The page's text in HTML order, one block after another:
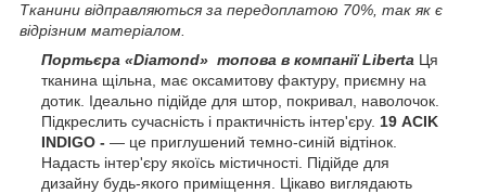
Тканини відправляються за передоплатою 70%, так як є
відрізним матеріалом.
Портьєра «Diamond» топова в компанії Liberta Ця
тканина щільна, має оксамитову фактуру, приємну на
дотик. Ідеально підійде для штор, покривал, наволочок.
Підкреслить сучасність і практичність інтер'єру. 19 ACIK
INDIGO - — це приглушений темно-синій відтінок.
Надасть інтер'єру якоїсь містичності. Підійде для
дизайну будь-якого приміщення. Цікаво виглядають